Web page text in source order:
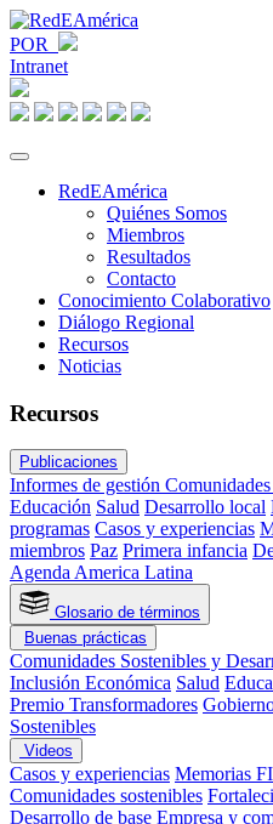
POR
Intranet
RedEAmérica
Quiénes Somos
Miembros
Resultados
Contacto
Conocimiento Colaborativo
Diálogo Regional
Recursos
Noticias
Recursos
Publicaciones
Informes de gestión
Educación Salud Desarrollo local
programas Casos y experiencias
miembros Paz Primera infancia
Agenda America Latina
Glosario de términos
Buenas prácticas
Comunidades Sostenibles y
Inclusión Económica Salud
Premio Transformadores
Sostenibles
Videos
Casos y experiencias Memorias
Comunidades sostenibles
Desarrollo de base Empresa y